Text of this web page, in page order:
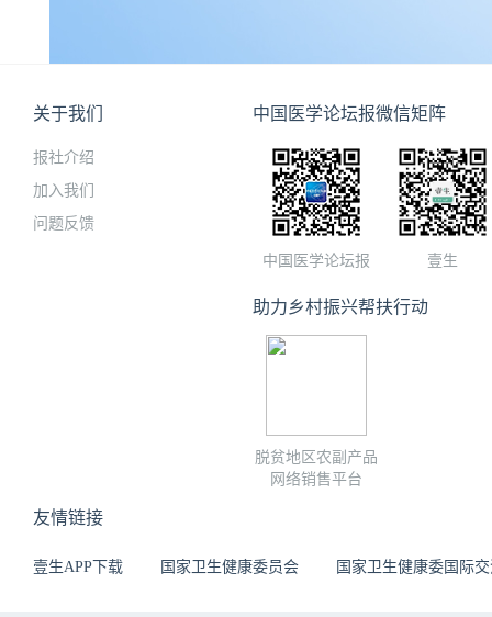
关于我们
报社介绍
加入我们
问题反馈
中国医学论坛报微信矩阵
中国医学论坛报 壹生
助力乡村振兴帮扶行动
脱贫地区农副产品
网络销售平台
友情链接
壹生APP下载 国家卫生健康委员会 国家卫生健康委国际